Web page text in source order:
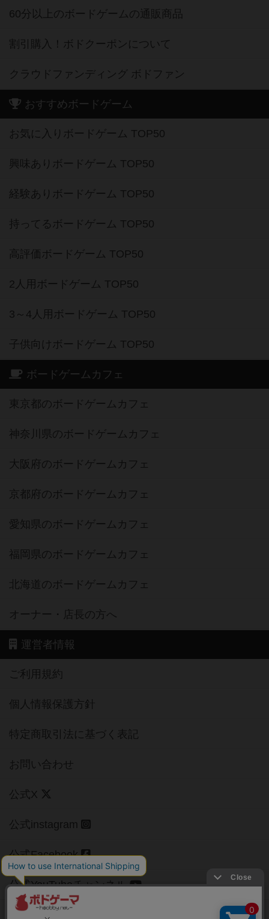
60分以上のボードゲームの通販商品
割引購入！ボドクーポンについて
クラウドファンディング ボドファン
おすすめボードゲーム
お気に入りボードゲーム TOP50
興味ありボードゲーム TOP50
経験ありボードゲーム TOP50
持ってるボードゲーム TOP50
高評価ボードゲーム TOP50
2人用ボードゲーム TOP50
3～4人用ボードゲーム TOP50
子供向けボードゲーム TOP50
ボードゲームカフェ
東京都のボードゲームカフェ
神奈川県のボードゲームカフェ
大阪府のボードゲームカフェ
京都府のボードゲームカフェ
愛知県のボードゲームカフェ
福岡県のボードゲームカフェ
北海道のボードゲームカフェ
オーナー・店長の方へ
運営者情報
ご利用規約
個人情報保護方針
特定商取引法に基づく表記
お問い合わせ
公式X
公式instagram
公式Facebook
公式YouTubeチャンネル